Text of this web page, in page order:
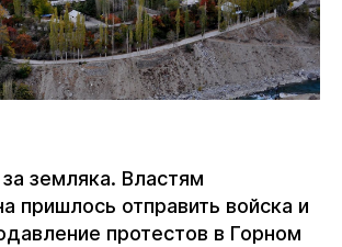
земляка. Властям
пришлось отправить войска и
протестов в Горном